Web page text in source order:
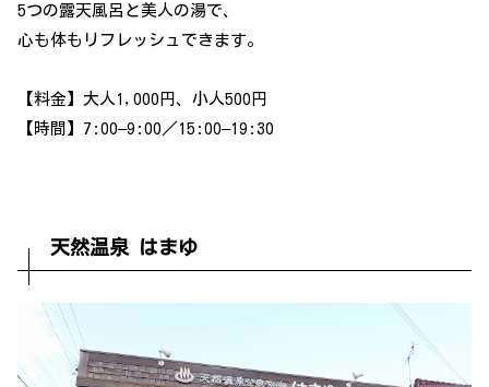
5つの露天風呂と美人の湯で、
心も体もリフレッシュできます。
【料金】大人1,000円、小人500円
【時間】7:00–9:00／15:00–19:30
天然温泉 はまゆ